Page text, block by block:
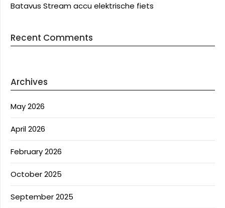
Batavus Stream accu elektrische fiets
Recent Comments
Archives
May 2026
April 2026
February 2026
October 2025
September 2025